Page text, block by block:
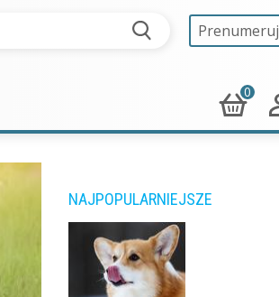
Prenumeruj
0
NAJPOPULARNIEJSZE